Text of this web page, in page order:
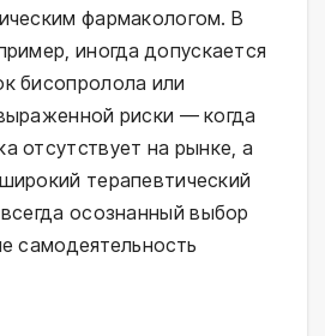
фармакологом. В
иногда допускается
бисопролола или
риски — когда
отсутствует на рынке, а
терапевтический
осознанный выбор
самодеятельность